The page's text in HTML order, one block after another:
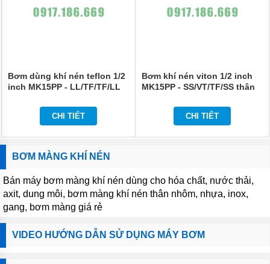
Bơm dùng khí nén teflon 1/2
inch MK15PP - LL/TF/TF/LL
CHI TIẾT
Bơm khí nén viton 1/2 inch
MK15PP - SS/VT/TF/SS thân
CHI TIẾT
BƠM MÀNG KHÍ NÉN
Bán máy bơm màng khí nén dùng cho hóa chất, nước thải,
axit, dung môi, bơm màng khí nén thân nhôm, nhựa, inox,
gang, bơm màng giá rẻ
VIDEO HƯỚNG DẪN SỬ DỤNG MÁY BƠM